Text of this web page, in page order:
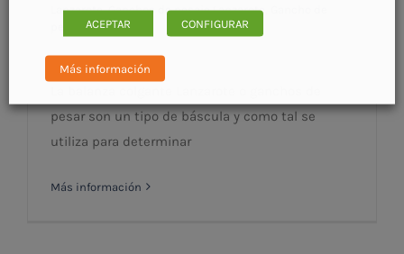
Balanza colgante Lanzarote
Lanzarote,Ganchos de pesaje Lanzarote
pesaje Lanzarote
pesar son un tipo de báscula y como tal se
utiliza para determinar
Más información
ACEPTAR CONFIGURAR
Más información